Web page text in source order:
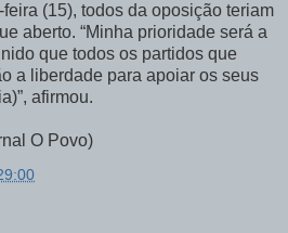
(15), todos da oposição teriam
aberto. “Minha prioridade será a
que todos os partidos que
a liberdade para apoiar os seus
afirmou.
O Povo)